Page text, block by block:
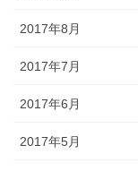
2017年8月
2017年7月
2017年6月
2017年5月